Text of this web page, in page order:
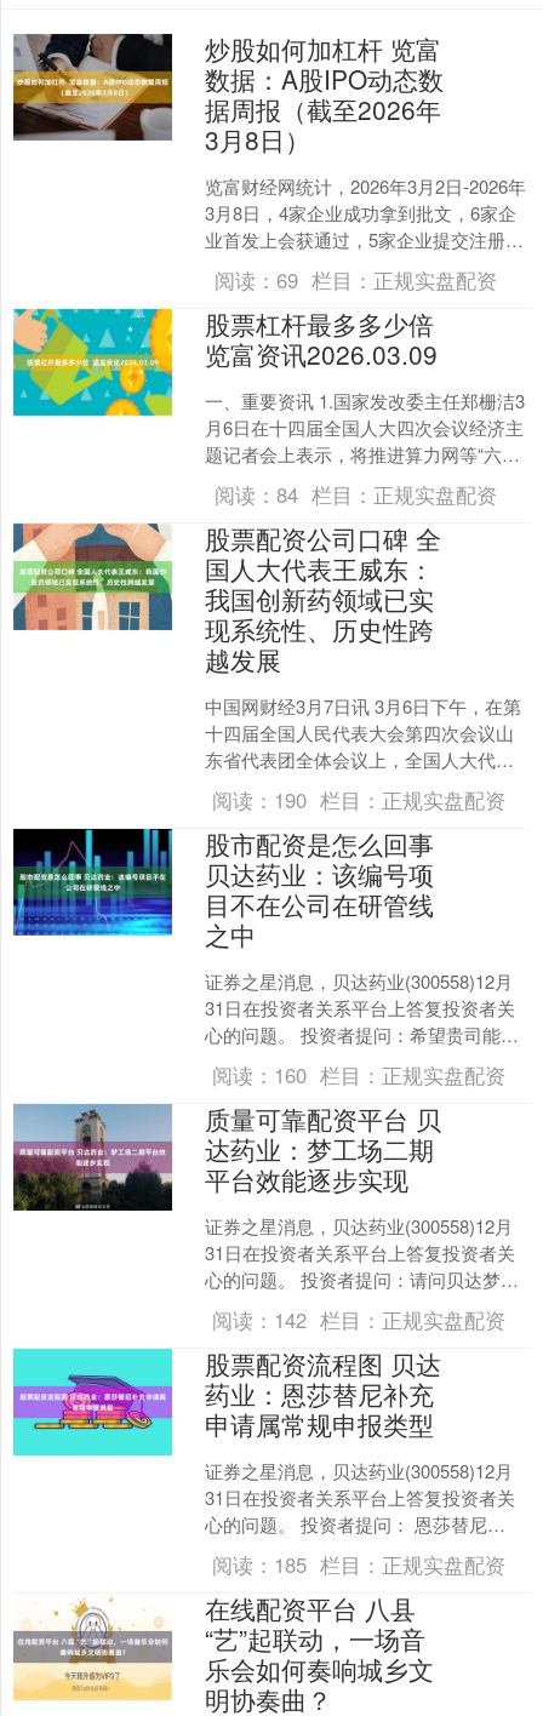
炒股如何加杠杆 览富
数据：A股IPO动态数
据周报（截至2026年
3月8日）
览富财经网统计，2026年3月2日-2026年
3月8日，4家企业成功拿到批文，6家企
业首发上会获通过，5家企业提交注册、
3家企业成功上市。下周首发上会企业6
家。....
阅读：69 栏目： 正规实盘配资
股票杠杆最多多少倍
览富资讯2026.03.09
一、重要资讯 1.国家发改委主任郑栅洁3
月6日在十四届全国人大四次会议经济主
题记者会上表示，将推进算力网等“六张
网”和“人工智能+”等重点领域建设，今年
初步估算....
阅读：84 栏目： 正规实盘配资
股票配资公司口碑 全
国人大代表王威东：
我国创新药领域已实
现系统性、历史性跨
越发展
中国网财经3月7日讯 3月6日下午，在第
十四届全国人民代表大会第四次会议山
东省代表团全体会议上，全国人大代
表、荣昌生物制药股份有限公司董事长
王威东表示，我国创新....
阅读： 190 栏目： 正规实盘配资
股市配资是怎么回事
贝达药业：该编号项
目不在公司在研管线
之中
证券之星消息，贝达药业(300558)12月
31日在投资者关系平台上答复投资者关
心的问题。 投资者提问：希望贵司能正
面回应一下507720的临床情况？以及后
期研....
阅读： 160 栏目： 正规实盘配资
质量可靠配资平台 贝
达药业：梦工场二期
平台效能逐步实现
证券之星消息，贝达药业(300558)12月
31日在投资者关系平台上答复投资者关
心的问题。 投资者提问：请问贝达梦工
厂2025年度的招商入住情况如何？ 贝达
药业....
阅读： 142 栏目： 正规实盘配资
股票配资流程图 贝达
药业：恩莎替尼补充
申请属常规申报类型
证券之星消息，贝达药业(300558)12月
31日在投资者关系平台上答复投资者关
心的问题。 投资者提问： 恩莎替尼
(2025-11-18) 和 572270(2....
阅读： 185 栏目： 正规实盘配资
在线配资平台 八县
“艺”起联动，一场音
乐会如何奏响城乡文
明协奏曲？